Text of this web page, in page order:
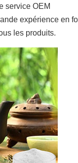
service OEM
expérience en
les produits.